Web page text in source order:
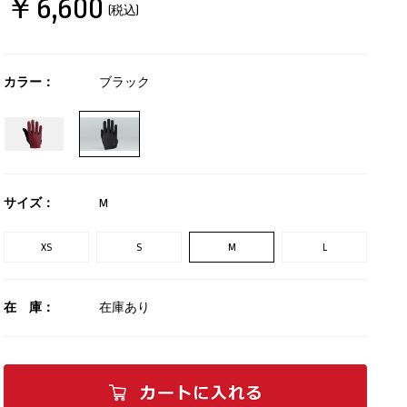
￥6,600 (税込)
カラー： ブラック
サイズ： M
XS S M L
在 庫： 在庫あり